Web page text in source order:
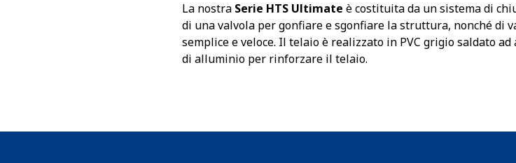
La nostra Serie HTS Ultimate è costituita da un sistema di
di una valvola per gonfiare e sgonfiare la struttura, nonché di
semplice e veloce. Il telaio è realizzato in PVC grigio saldato
di alluminio per rinforzare il telaio.